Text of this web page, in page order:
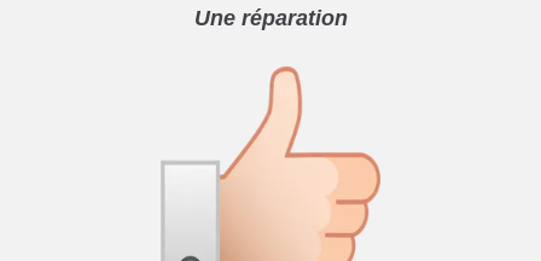
Une réparation